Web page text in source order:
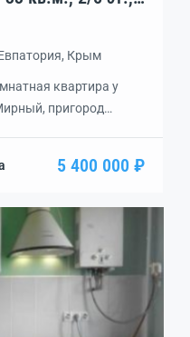
Крым
квартира у
пригород
к
аккуратное.
двор.Рядом
школа, […]
5 400 000 ₽